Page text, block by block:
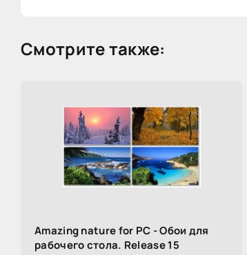
Смотрите также:
Amazing nature for PC - Обои для
рабочего стола. Release 15